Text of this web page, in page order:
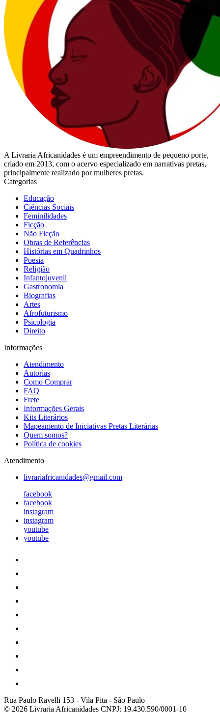
A Livraria Africanidades é um empreendimento de pequeno porte,
criado em 2013, com o acervo especializado em narrativas pretas,
principalmente realizado por mulheres pretas.
Categorias
Educação
Ciências Sociais
Feminilidades
Ficção
Não Ficção
Obras de Referências
Histórias em Quadrinhos
Poesia
Religião
Infantojuvenil
Gastronomia
Biografias
Artes
Afrofuturismo
Psicologia
Direito
Informações
Atendimento
Autorias
Como Comprar
FAQ
Frete
Informações Gerais
Kits Literários
Mapeamento de Iniciativas Pretas Literárias
Quem somos?
Política de cookies
Atendimento
livrariafricanidades@gmail.com
facebook
facebook
instagram
instagram
youtube
youtube
Rua Paulo Ravelli 153 - Vila Pita - São Paulo
© 2026 Livraria Africanidades CNPJ: 19.430.590/0001-10